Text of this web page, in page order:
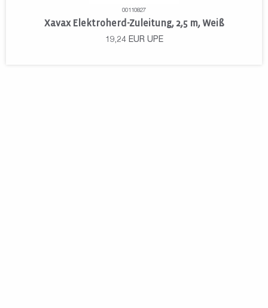
00110827
Xavax Elektroherd-Zuleitung, 2,5 m, Weiß
19,24 EUR UPE